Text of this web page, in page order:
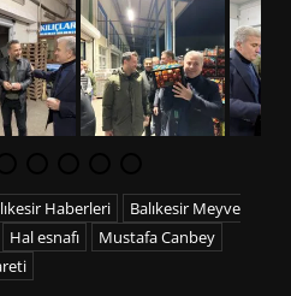
Haberleri
Balıkesir Meyve
Hal esnafı
Mustafa Canbey